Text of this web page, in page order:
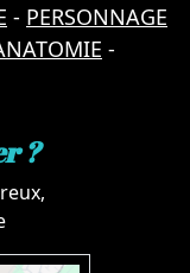
- PERSONNAGE
-
?